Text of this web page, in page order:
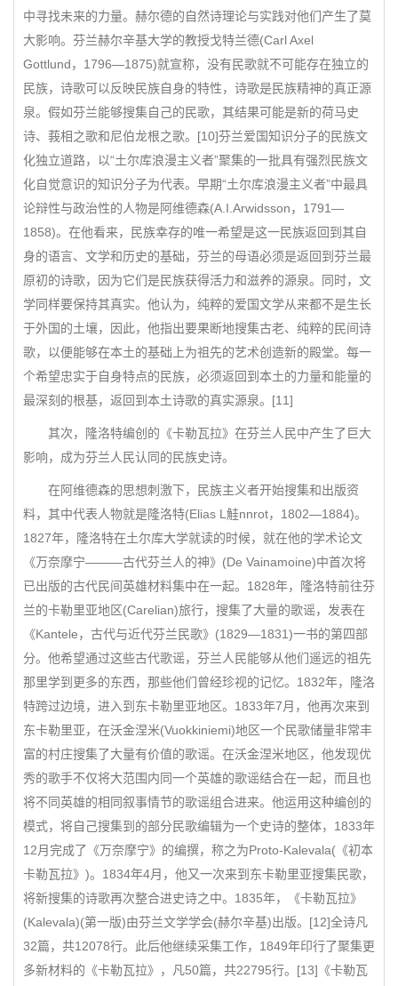
中寻找未来的力量。赫尔德的自然诗理论与实践对他们产生了莫
大影响。芬兰赫尔辛基大学的教授戈特兰德(Carl Axel
Gottlund，1796—1875)就宣称，没有民歌就不可能存在独立的
民族，诗歌可以反映民族自身的特性，诗歌是民族精神的真正源
泉。假如芬兰能够搜集自己的民歌，其结果可能是新的荷马史
诗、莪相之歌和尼伯龙根之歌。[10]芬兰爱国知识分子的民族文
化独立道路，以“土尔库浪漫主义者”聚集的一批具有强烈民族文
化自觉意识的知识分子为代表。早期“土尔库浪漫主义者”中最具
论辩性与政治性的人物是阿维德森(A.I.Arwidsson，1791—
1858)。在他看来，民族幸存的唯一希望是这一民族返回到其自
身的语言、文学和历史的基础，芬兰的母语必须是返回到芬兰最
原初的诗歌，因为它们是民族获得活力和滋养的源泉。同时，文
学同样要保持其真实。他认为，纯粹的爱国文学从来都不是生长
于外国的土壤，因此，他指出要果断地搜集古老、纯粹的民间诗
歌，以便能够在本土的基础上为祖先的艺术创造新的殿堂。每一
个希望忠实于自身特点的民族，必须返回到本土的力量和能量的
最深刻的根基，返回到本土诗歌的真实源泉。[11]
其次，隆洛特编创的《卡勒瓦拉》在芬兰人民中产生了巨大
影响，成为芬兰人民认同的民族史诗。
在阿维德森的思想刺激下，民族主义者开始搜集和出版资
料，其中代表人物就是隆洛特(Elias L觟nnrot，1802—1884)。
1827年，隆洛特在土尔库大学就读的时候，就在他的学术论文
《万奈摩宁———古代芬兰人的神》(De Vainamoine)中首次将
已出版的古代民间英雄材料集中在一起。1828年，隆洛特前往芬
兰的卡勒里亚地区(Carelian)旅行，搜集了大量的歌谣，发表在
《Kantele，古代与近代芬兰民歌》(1829—1831)一书的第四部
分。他希望通过这些古代歌谣，芬兰人民能够从他们遥远的祖先
那里学到更多的东西，那些他们曾经珍视的记忆。1832年，隆洛
特跨过边境，进入到东卡勒里亚地区。1833年7月，他再次来到
东卡勒里亚，在沃金涅米(Vuokkiniemi)地区一个民歌储量非常丰
富的村庄搜集了大量有价值的歌谣。在沃金涅米地区，他发现优
秀的歌手不仅将大范围内同一个英雄的歌谣结合在一起，而且也
将不同英雄的相同叙事情节的歌谣组合进来。他运用这种编创的
模式，将自己搜集到的部分民歌编辑为一个史诗的整体，1833年
12月完成了《万奈摩宁》的编撰，称之为Proto-Kalevala(《初本
卡勒瓦拉》)。1834年4月，他又一次来到东卡勒里亚搜集民歌，
将新搜集的诗歌再次整合进史诗之中。1835年，《卡勒瓦拉》
(Kalevala)(第一版)由芬兰文学学会(赫尔辛基)出版。[12]全诗凡
32篇，共12078行。此后他继续采集工作，1849年印行了聚集更
多新材料的《卡勒瓦拉》，凡50篇，共22795行。[13]《卡勒瓦